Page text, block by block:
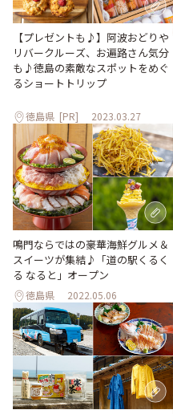
【プレゼントも♪】阿波おどりや
リバークルーズ、お遍路さん気分
も♪徳島の素敵なスポットをめぐ
るショートトリップ
徳島県 [PR] 2023.03.27
鳴門ならではの豪華海鮮グルメ＆
スイーツが集結♪「道の駅くるく
る なると」オープン
徳島県 2022.05.06